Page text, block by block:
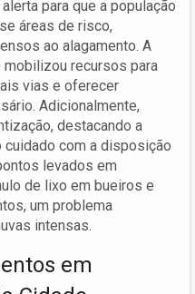
para que a população
áreas de risco,
ao alagamento. A
recursos para
vias e oferecer
Adicionalmente,
destacando a
cuidado com a disposição
levados em
de lixo em bueiros e
um problema
intensas.
em